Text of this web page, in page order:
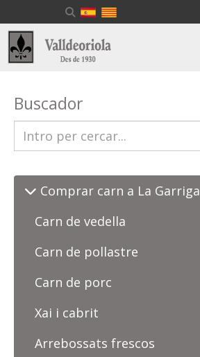
Buscador
Comprar carn a La Garriga
Carn de vedella
Carn de pollastre
Carn de porc
Xai i cabrit
Arrebossats frescos